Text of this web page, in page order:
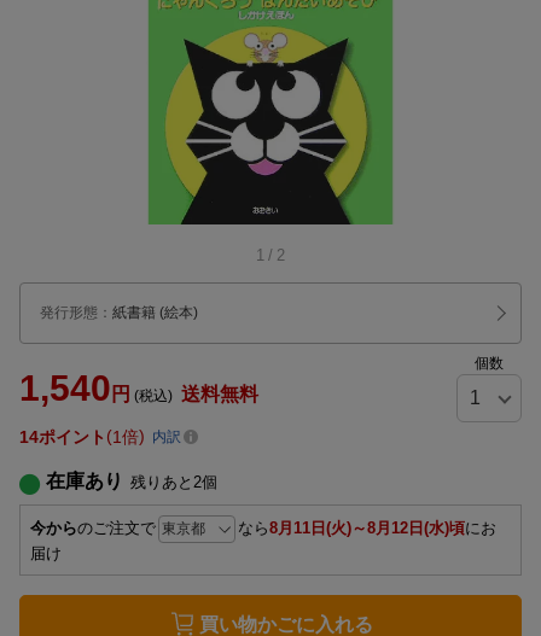
1 / 2
発行形態 ： 紙書籍 (絵本)
1,540 円 (税込) 送料無料
個数
14ポイント 1倍 内訳
在庫あり 残りあと 2個
今からのご注文で なら8月11日(火)～8月12日(水)頃にお
届け
買い物かごに入れる